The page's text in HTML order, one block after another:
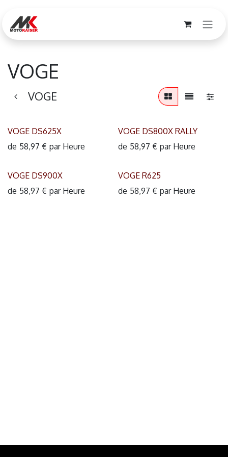
VOGE
VOGE
VOGE DS625X
de 58,97 € par Heure
VOGE DS800X RALLY
de 58,97 € par Heure
VOGE DS900X
de 58,97 € par Heure
VOGE R625
de 58,97 € par Heure